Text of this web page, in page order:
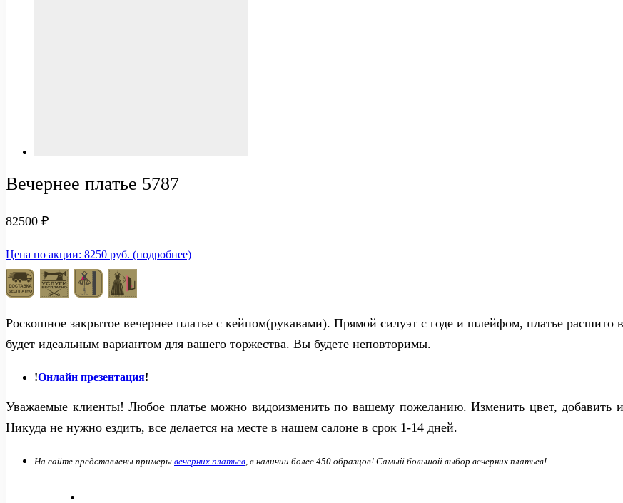
Вечернее платье 5787
82500 ₽
Цена по акции: 8250 руб. (подробнее)
Роскошное закрытое вечернее платье с кейпом(рукавами). Прямой силуэт с годе и шлейфом, платье
будет идеальным вариантом для вашего торжества. Вы будете неповторимы.
!Онлайн презентация!
Уважаемые клиенты! Любое платье можно видоизменить по вашему пожеланию. Изменить цвет, добавить
Никуда не нужно ездить, все делается на месте в нашем салоне в срок 1-14 дней.
На сайте представлены примеры вечерних платьев , в наличии более 450 образцов! Самый большой выбор вечерних платьев!